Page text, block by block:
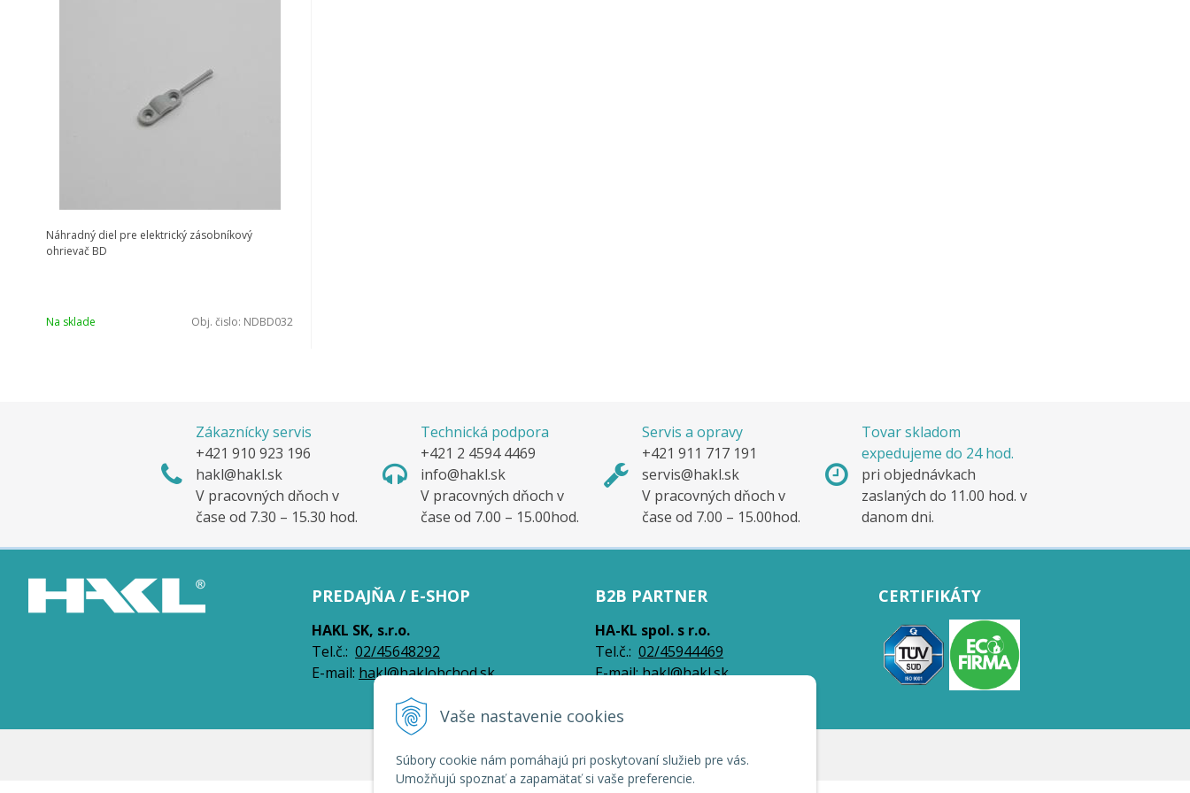
Vaše nastavenie cookies
Súbory cookie nám pomáhajú pri poskytovaní služieb pre vás.
Umožňujú spoznať a zapamätať si vaše preferencie.
Náhradný diel pre elektrický zásobníkový
ohrievač BD
Na sklade Obj. čislo: NDBD032
Zákaznícky servis
+421 910 923 196
hakl@hakl.sk
V pracovných dňoch v
čase od 7.30 – 15.30 hod.
Technická podpora
+421 2 4594 4469
info@hakl.sk
V pracovných dňoch v
čase od 7.00 – 15.00hod.
Servis a opravy
+421 911 717 191
servis@hakl.sk
V pracovných dňoch v
čase od 7.00 – 15.00hod.
Tovar skladom
expedujeme do 24 hod.
pri objednávkach
zaslaných do 11.00 hod. v
danom dni.
PREDAJŇA / E-SHOP
HAKL SK, s.r.o.
Tel.č.: 02/45648292
E-mail: hakl@haklobchod.sk
B2B PARTNER
HA-KL spol. s r.o.
Tel.č.: 02/45944469
E-mail:hakl@hakl.sk
CERTIFIKÁTY
© 2026 HAKL | Veľkoobchod •NextShop&e-shop Pohoda Connector byNextCom s.r.o.